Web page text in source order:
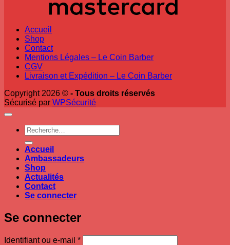
Accueil
Shop
Contact
Mentions Légales – Le Coin Barber
CGV
Livraison et Expédition – Le Coin Barber
Copyright 2026 © - Tous droits réservés
Sécurisé par WPSécurité
Recherche
pour :
Accueil
Ambassadeurs
Shop
Actualités
Contact
Se connecter
Se connecter
Identifiant ou e-mail *Obligatoire